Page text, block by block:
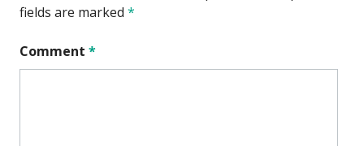
fields are marked *
Comment *